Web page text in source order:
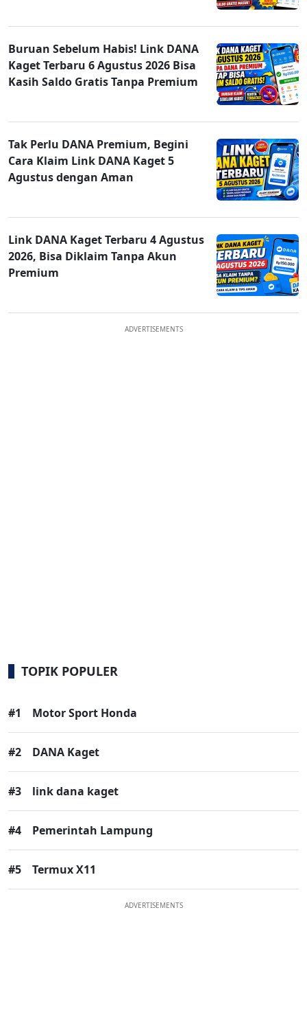
Buruan Sebelum Habis! Link DANA
Kaget Terbaru 6 Agustus 2026 Bisa
Kasih Saldo Gratis Tanpa Premium
Tak Perlu DANA Premium, Begini
Cara Klaim Link DANA Kaget 5
Agustus dengan Aman
Link DANA Kaget Terbaru 4 Agustus
2026, Bisa Diklaim Tanpa Akun
Premium
ADVERTISEMENTS
TOPIK POPULER
#1 Motor Sport Honda
#2 DANA Kaget
#3 link dana kaget
#4 Pemerintah Lampung
#5 Termux X11
ADVERTISEMENTS